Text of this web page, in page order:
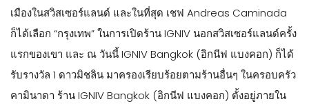
เมืองในสวิสเซอร์แลนด์ และในที่สุด เชฟ Andreas Caminada
ก็ได้เลือก “กรุงเทพ” ในการเปิดร้าน IGNIV นอกสวิสเซอร์แลนด์ครั้ง
แรกของเขา และ ณ วันนี้ IGNIV Bangkok (อิกนีฟ แบงคอก) ก็ได้
รับรางวัล 1 ดาวมิชลิน มาครองเรียบร้อยตามร้านอื่นๆ ในครอบครัว
คามินาดา ร้าน IGNIV Bangkok (อิกนีฟ แบงคอก) ตั้งอยู่ภายใน